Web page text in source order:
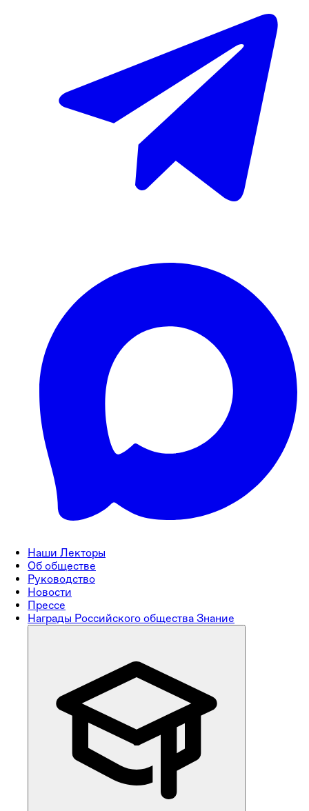
Наши Лекторы
Об обществе
Руководство
Новости
Прессе
Награды Российского общества Знание